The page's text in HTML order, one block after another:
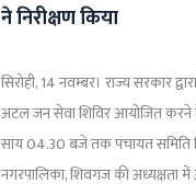
ने निरीक्षण किया
सिरोही, 14 नवम्बर। राज्य सरकार
अटल जन सेवा शिविर आयोजित करने
सांय 04.30 बजे तक पंचायत समिति
नगरपालिका, शिवगंज की अध्यक्षता